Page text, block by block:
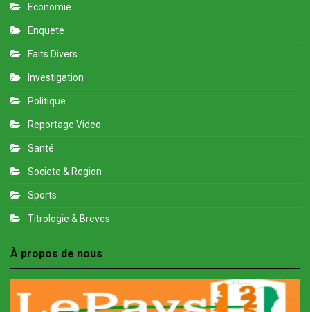
Economie
Enquete
Faits Divers
Investigation
Politique
Reportage Video
Santé
Societe & Region
Sports
Titrologie & Breves
À propos de nous